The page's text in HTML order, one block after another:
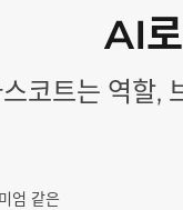
AI
코트는 역할,
엄 같은